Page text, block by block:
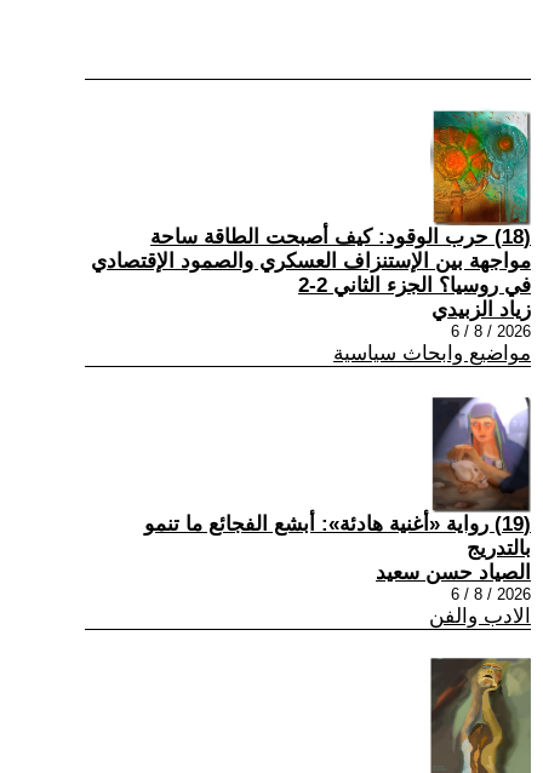
(18) حرب الوقود: كيف أصبحت الطاقة ساحة
مواجهة بين الإستنزاف العسكري والصمود الإقتصادي
في روسيا؟ الجزء الثاني 2-2
زياد الزبيدي
2026 / 8 / 6
مواضيع وابحاث سياسية
(19) رواية «أغنية هادئة»: أبشع الفجائع ما تنمو
بالتدريج
الصياد حسن سعيد
2026 / 8 / 6
الادب والفن